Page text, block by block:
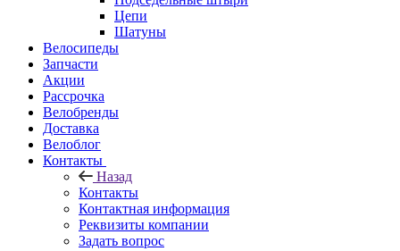
Цепи
Шатуны
Велосипеды
Запчасти
Акции
Рассрочка
Велобренды
Доставка
Велоблог
Контакты
Назад
Контакты
Контактная информация
Реквизиты компании
Задать вопрос